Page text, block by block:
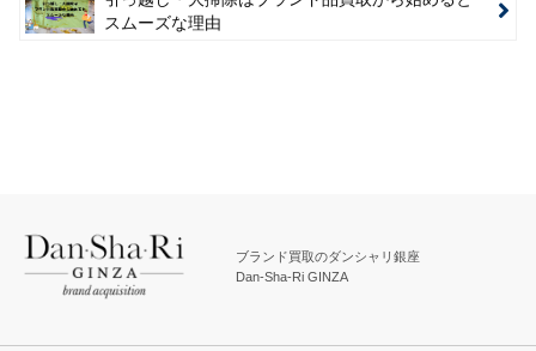
スムーズな理由
ブランド買取のダンシャリ銀座
Dan-Sha-Ri GINZA